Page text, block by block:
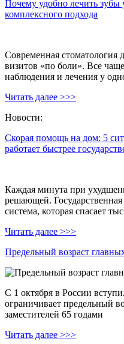
Почему удобно лечить зубы
комплексного подхода
Современная стоматология
визитов «по боли». Все
наблюдения и лечения у
Читать далее >>>
Новости:
Скорая помощь на дом: 5
работает быстрее
Каждая минута при
решающей.
система, которая спасает
Читать далее >>>
Предельный возраст
С 1 октября в России
ограничивает предельный
заместителей 65 годами
Читать далее >>>